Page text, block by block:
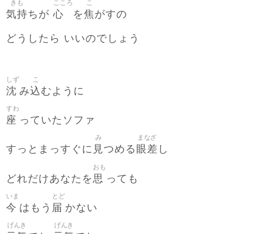
気持
きも
ちが 心
こころ
を焦
こ
がすの
どうしたら いいのでしょう
沈
しず
み込
こ
むように
座
すわ
っていたソファ
すっとまっすぐに 見
み
つめる 眼差
まなざ
し
どれだけあなたを思
おも
っても
今
いま
はもう 届
とど
かない
げんき げんき